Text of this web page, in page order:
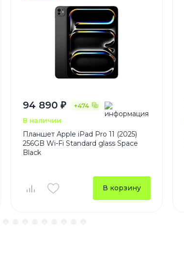
+474
94 890 ₽
В наличии
Планшет Apple iPad Pro 11 (2025)
256GB Wi-Fi Standard glass Space
Black
В корзину